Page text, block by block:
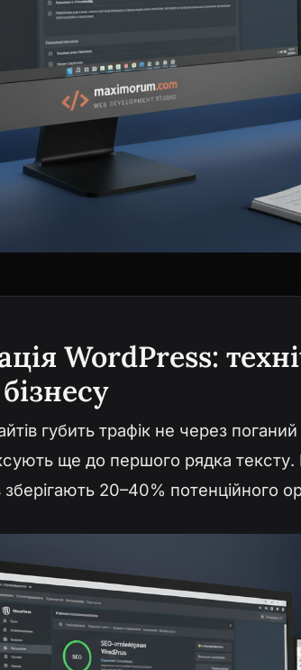
WordPress:
губить трафік не через
ще до першого рядка
зберігають 20–40% потенційного